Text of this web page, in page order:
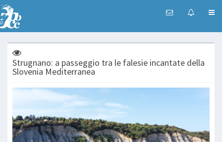
Strugnano: a passeggio tra le falesie incantate della
Slovenia Mediterranea